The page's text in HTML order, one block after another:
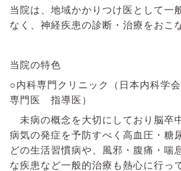
当院は、地域かかりつけ医として一
なく、神経疾患の診断・治療をおこ
当院の特色
○内科専門クリニック（日本内科学
専門医 指導医）
未病の概念を大切にしており脳卒
病気の発症を予防すべく高血圧・糖
どの生活習慣病や、風邪・腹痛・喘
な疾患など一般的治療も熱心に行っ